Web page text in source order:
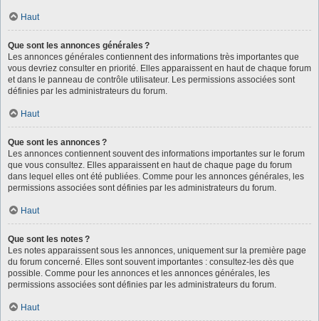
Haut
Que sont les annonces générales ?
Les annonces générales contiennent des informations très importantes que
vous devriez consulter en priorité. Elles apparaissent en haut de chaque forum
et dans le panneau de contrôle utilisateur. Les permissions associées sont
définies par les administrateurs du forum.
Haut
Que sont les annonces ?
Les annonces contiennent souvent des informations importantes sur le forum
que vous consultez. Elles apparaissent en haut de chaque page du forum
dans lequel elles ont été publiées. Comme pour les annonces générales, les
permissions associées sont définies par les administrateurs du forum.
Haut
Que sont les notes ?
Les notes apparaissent sous les annonces, uniquement sur la première page
du forum concerné. Elles sont souvent importantes : consultez-les dès que
possible. Comme pour les annonces et les annonces générales, les
permissions associées sont définies par les administrateurs du forum.
Haut